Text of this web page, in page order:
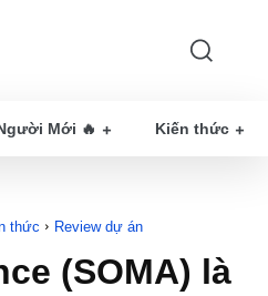
Mới 🔥 Kiến thức
thức Review dự án
(SOMA) là